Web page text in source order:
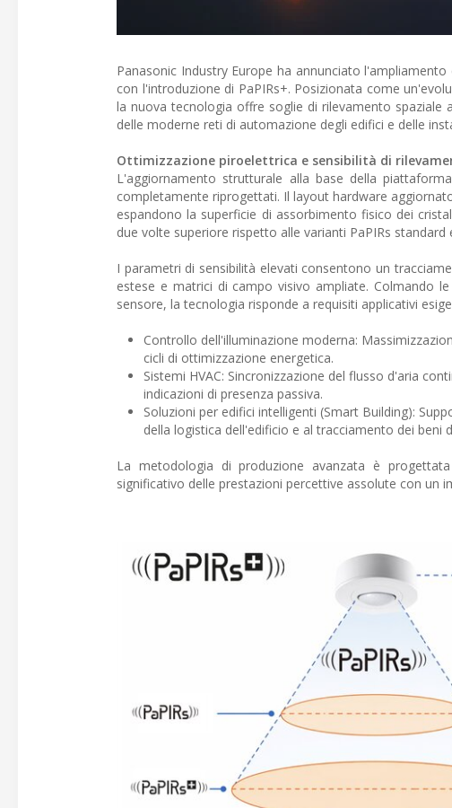
Panasonic Industry Europe ha annunciato
con l'introduzione di PaPIRs+. Posizionata come
la nuova tecnologia offre soglie di rilevamento
delle moderne reti di automazione degli edifici e delle
Ottimizzazione piroelettrica e sensibilità di
L'aggiornamento strutturale alla base della
completamente riprogettati. Il layout hardware
espandono la superficie di assorbimento fisico dei
due volte superiore rispetto alle varianti PaPIRs standard
I parametri di sensibilità elevati consentono un
estese e matrici di campo visivo ampliate. Colmando
sensore, la tecnologia risponde a requisiti applicativi
Controllo dell'illuminazione moderna:
cicli di ottimizzazione energetica.
Sistemi HVAC: Sincronizzazione del flusso d'aria
indicazioni di presenza passiva.
Soluzioni per edifici intelligenti (Smart Building):
della logistica dell'edificio e al tracciamento dei beni
La metodologia di produzione avanzata è
significativo delle prestazioni percettive assolute con